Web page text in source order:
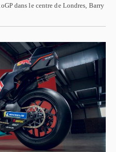
dans le centre de Londres, Barry